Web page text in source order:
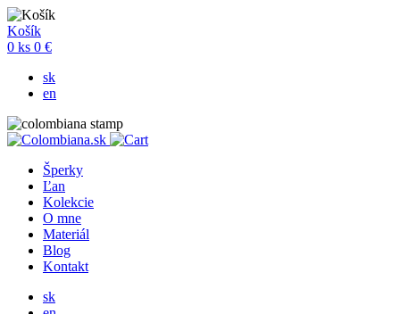
Košík
0 ks 0 €
sk
en
Šperky
Ľan
Kolekcie
O mne
Materiál
Blog
Kontakt
sk